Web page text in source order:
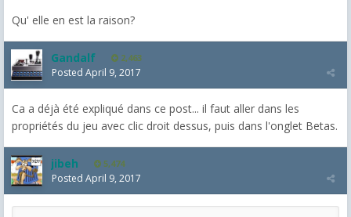
Qu' elle en est la raison?
Gandalf 2,463
Posted April 9, 2017
Ca a déjà été expliqué dans ce post... il faut aller dans les
propriétés du jeu avec clic droit dessus, puis dans l'onglet Betas.
jibeh 5,474
Posted April 9, 2017